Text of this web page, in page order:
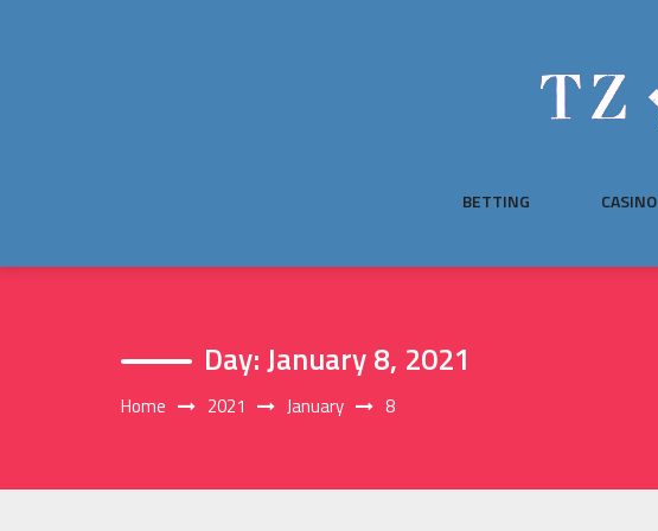
BETTING CASINO
Day:January 8, 2021
Home 2021 January 8